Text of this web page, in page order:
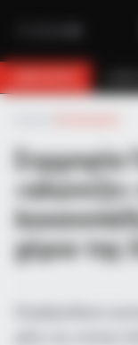
Συμμορία
χέρια της